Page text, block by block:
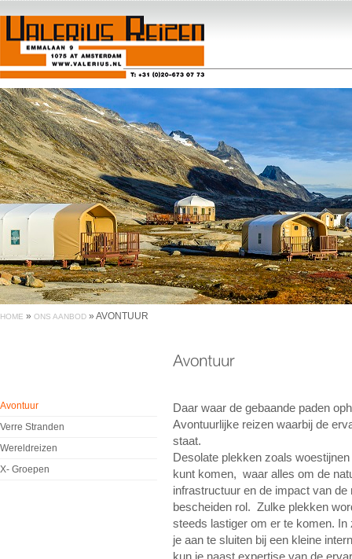
HOME » ONS AANBOD » AVONTUUR
Avontuur
Verre Stranden
Wereldreizen
X- Groepen
Daar waar de gebaande paden
Avontuurlijke reizen waarbij de
staat.
Desolate plekken zoals
kunt komen, waar alles om de
infrastructuur en de impact van
bescheiden rol. Zulke plekken
steeds lastiger om er te komen. In
je aan te sluiten bij een kleine
kun je naast expertise van de